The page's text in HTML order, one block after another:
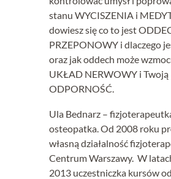
stanu WYCISZENIA i
dowiesz się co to jest
PRZEPONOWY i dlaczego
oraz jak oddech może
UKŁAD NERWOWY i Twoją
ODPORNOŚĆ.
Ula Bednarz –
osteopatka. Od 2008 roku
własną działalność
Centrum Warszawy. W
2013 uczestniczka kursów